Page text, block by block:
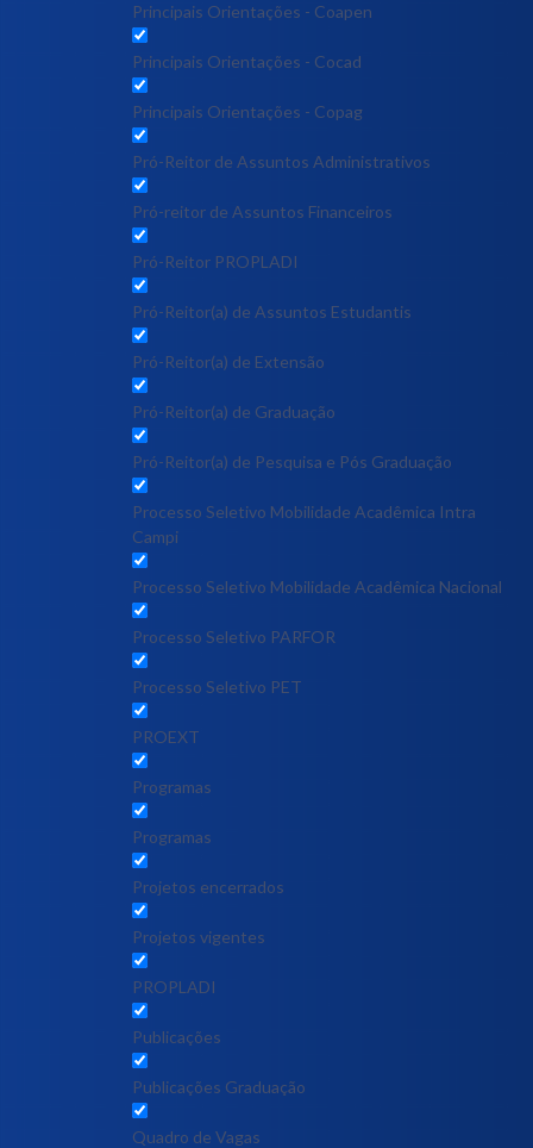
Principais Orientações - Coapen
Principais Orientações - Cocad
Principais Orientações - Copag
Pró-Reitor de Assuntos Administrativos
Pró-reitor de Assuntos Financeiros
Pró-Reitor PROPLADI
Pró-Reitor(a) de Assuntos Estudantis
Pró-Reitor(a) de Extensão
Pró-Reitor(a) de Graduação
Pró-Reitor(a) de Pesquisa e Pós Graduação
Processo Seletivo Mobilidade Acadêmica Intra
Campi
Processo Seletivo Mobilidade Acadêmica Nacional
Processo Seletivo PARFOR
Processo Seletivo PET
PROEXT
Programas
Programas
Projetos encerrados
Projetos vigentes
PROPLADI
Publicações
Publicações Graduação
Quadro de Vagas